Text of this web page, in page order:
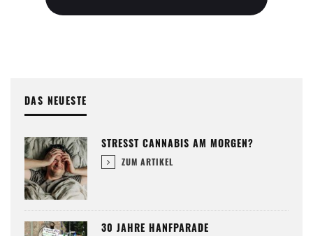
DAS NEUESTE
STRESST CANNABIS AM MORGEN?
ZUM ARTIKEL
30 JAHRE HANFPARADE